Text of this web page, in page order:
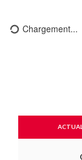
Chargement...